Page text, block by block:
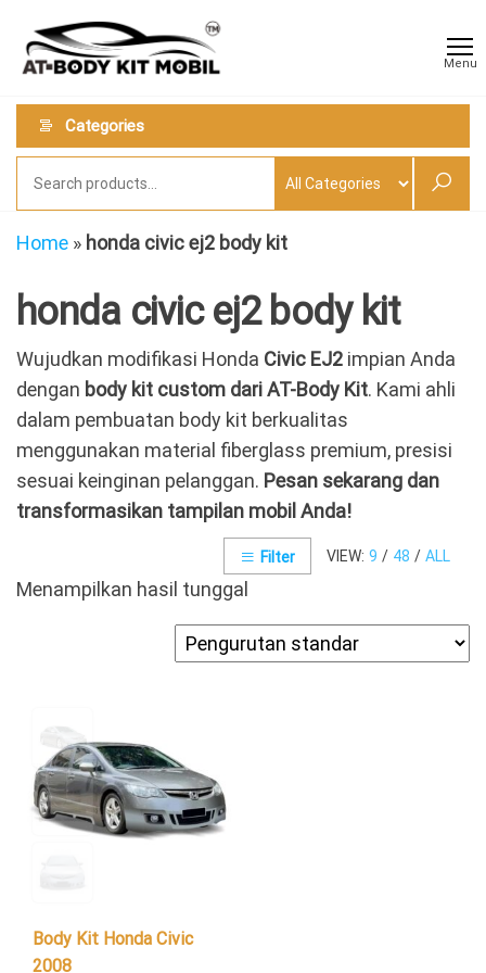
the
content
Kit
Mobil
Menu
Categories
Home » honda civic ej2 body kit
honda civic ej2 body kit
Wujudkan modifikasi Honda Civic EJ2 impian Anda
dengan body kit custom dari AT-Body Kit. Kami ahli
dalam pembuatan body kit berkualitas
menggunakan material fiberglass premium, presisi
sesuai keinginan pelanggan. Pesan sekarang dan
transformasikan tampilan mobil Anda!
VIEW: 9 / 48 / ALL
Filter
Menampilkan hasil tunggal
Body Kit Honda Civic
2008